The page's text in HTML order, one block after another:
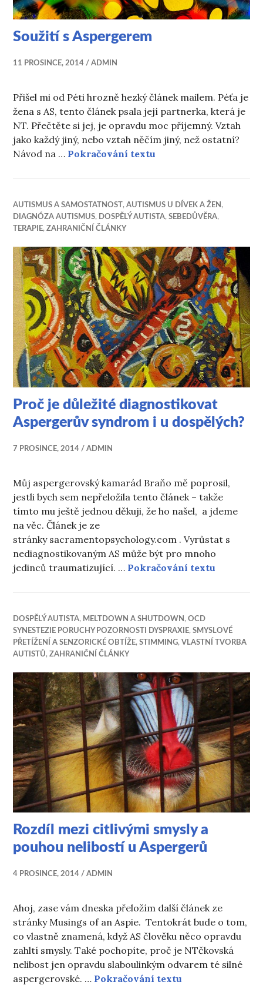
Soužití s Aspergerem
11 PROSINCE, 2014 ADMIN
Přišel mi od Péti hrozně hezký článek mailem. Péťa je
žena s AS, tento článek psala její partnerka, která je
NT. Přečtěte si jej, je opravdu moc příjemný. Vztah
jako každý jiný, nebo vztah něčím jiný, než ostatní?
Návod na … Pokračování textu
AUTISMUS A SAMOSTATNOST,AUTISMUS U DÍVEK A ŽEN ,
DIAGNÓZA AUTISMUS, DOSPĚLÝ AUTISTA,SEBEDŮVĚRA,
TERAPIE,ZAHRANIČNÍ ČLÁNKY
Proč je důležité diagnostikovat
Aspergerův syndrom i u dospělých?
7 PROSINCE, 2014 ADMIN
Můj aspergerovský kamarád Braňo mě poprosil,
jestli bych sem nepřeložila tento článek – takže
tímto mu ještě jednou děkuji, že ho našel, a jdeme
na věc. Článek je ze
stránky sacramentopsychology.com . Vyrůstat s
nediagnostikovaným AS může být pro mnoho
jedinců traumatizující. … Pokračování textu
DOSPĚLÝ AUTISTA, MELTDOWN A SHUTDOWN ,OCD
SYNESTEZIE PORUCHY POZORNOSTI DYSPRAXIE,SMYSLOVÉ
PŘETÍŽENÍ A SENZORICKÉ OBTÍŽE,STIMMING,VLASTNÍ TVORBA
AUTISTŮ,ZAHRANIČNÍ ČLÁNKY
Rozdíl mezi citlivými smysly a
pouhou nelibostí u Aspergerů
4 PROSINCE, 2014 ADMIN
Ahoj, zase vám dneska přeložím další článek ze
stránky Musings of an Aspie. Tentokrát bude o tom,
co vlastně znamená, když AS člověku něco opravdu
zahltí smysly. Také pochopíte, proč je NTčkovská
nelibost jen opravdu slaboulinkým odvarem té silné
aspergerovské. … Pokračování textu